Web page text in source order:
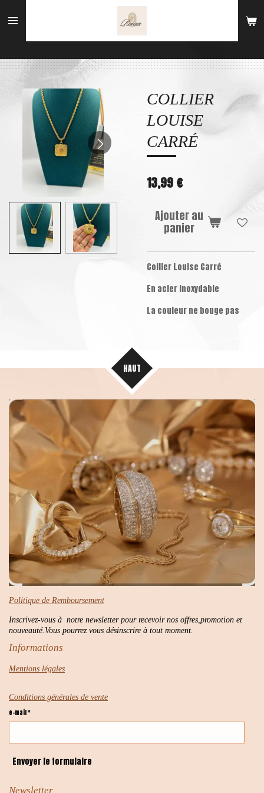
au
COLLIER
LOUISE
CARRÉ
13,99 €
Ajouter au
panier
Collier Louise Carré
En acier inoxydable
La couleur ne bouge pas
HAUT
Politique de Remboursement
Inscrivez-vous à notre newsletter pour recevoir nos offres,promotion et
nouveauté.Vous pourrez vous désinscrire à tout moment.
Informations
Mentions légales
Conditions générales de vente
e-mail *
Envoyer le formulaire
Newsletter